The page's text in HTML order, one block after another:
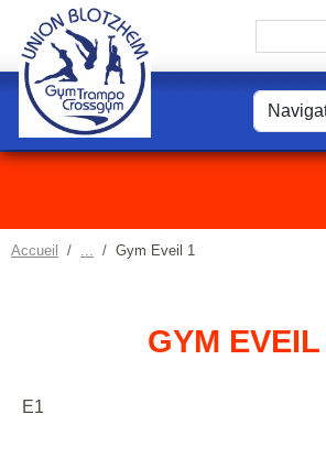
Accueil Gym Eveil 1
GYM
E1
Panneau de gestion des cookies